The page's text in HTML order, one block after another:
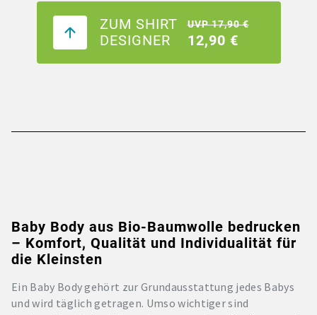
ZUM SHIRT
DESIGNER
UVP 17,90 €
12,90 €
Baby Body aus Bio-Baumwolle bedrucken
– Komfort, Qualität und Individualität für
die Kleinsten
Ein Baby Body gehört zur Grundausstattung jedes Babys
und wird täglich getragen. Umso wichtiger sind